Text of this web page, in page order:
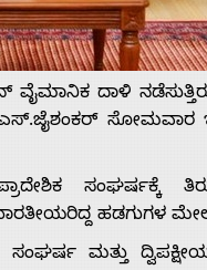
ದಾಳಿ
ಸಂಘರ್ಷಕ್ಕೆ
ಹಡಗುಗಳ
ಸಂಘರ್ಷ ಮತ್ತು